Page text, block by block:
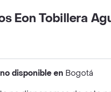
Eon Tobillera
disponible en Bogotá